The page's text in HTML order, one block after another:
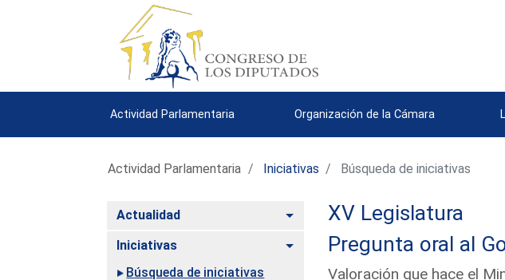
Actividad Parlamentaria Organización de la Cámara
Actividad Parlamentaria Iniciativas Búsqueda de iniciativas
Actualidad Alternar
Iniciativas
Alternar
Búsqueda de iniciativas
XV Legislatura
Pregunta oral al
Valoración que hace el